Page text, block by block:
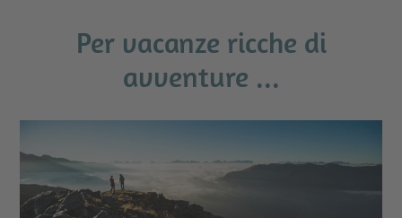
Per vacanze ricche di
avventure ...